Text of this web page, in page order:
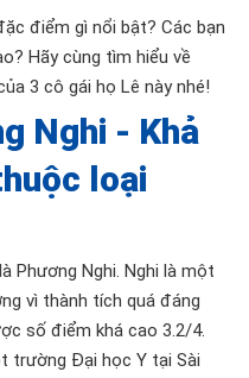
điểm gì nổi bật? Các bạn
Hãy cùng tìm hiểu về
3 cô gái họ Lê này nhé!
Nghi - Khả
loại
Phương Nghi. Nghi là một
vì thành tích quá đáng
số điểm khá cao 3.2/4.
trường Đại học Y tại Sài